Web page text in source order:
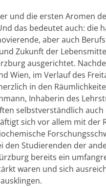
und die ers­ten Aro­men
das be­deu­tet auch: die
aber auch
Zu­kunft der
aus­ge­rich­tet.
Wien, im Ver­lauf des
in den
In­ha­be­rin des
selbst­ver­ständ­lich
sich vor allem mit der
den Stu­die­ren­den der
be­reits ein
waren und sich